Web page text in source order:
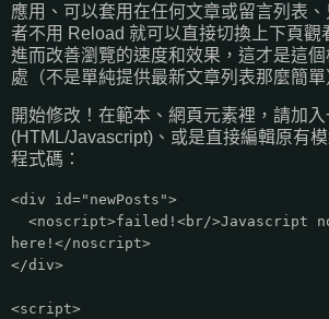
應用、可以套用在任何文章或留言列表
者不用 Reload 就可以直接切換上下頁觀
進而改善瀏覽的速度和效果，這才是這
處（不是單純提供最新文章列表那麼簡單
開始修改！在範本、網頁元素裡，請加
(HTML/Javascript)、或是直接編輯原有
程式碼：
<div id="newPosts">
<noscript>failed!<br/>Javascript
here!</noscript>
</div>
<script>